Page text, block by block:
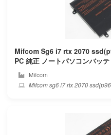
Pegatron
Philips
Mifcom Sg6 i7 rtx 2070
PC 純正 ノートパソコンバッ
Mifcom
Mifcom sg6 i7 rtx 2070